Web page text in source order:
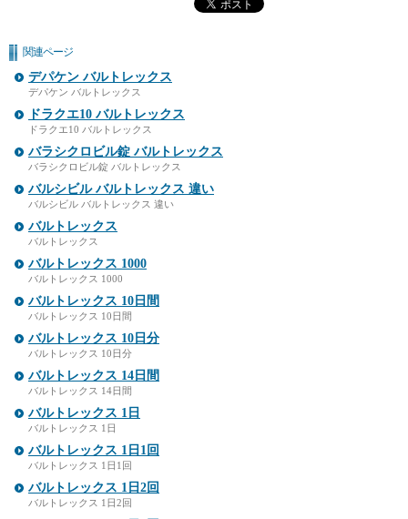
関連ページ
デパケン バルトレックス
デパケン バルトレックス
ドラクエ10 バルトレックス
ドラクエ10 バルトレックス
バラシクロビル錠 バルトレックス
バラシクロビル錠 バルトレックス
バルシビル バルトレックス 違い
バルシビル バルトレックス 違い
バルトレックス
バルトレックス
バルトレックス 1000
バルトレックス 1000
バルトレックス 10日間
バルトレックス 10日間
バルトレックス 10日分
バルトレックス 10日分
バルトレックス 14日間
バルトレックス 14日間
バルトレックス 1日
バルトレックス 1日
バルトレックス 1日1回
バルトレックス 1日1回
バルトレックス 1日2回
バルトレックス 1日2回